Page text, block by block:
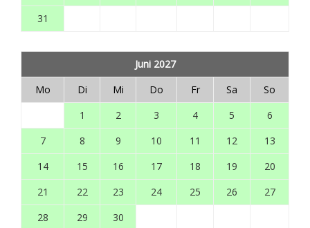
31
Juni 2027
Mo
Di Mi Do Fr Sa
So
1
2 3 4 5
6
7
8 9 10 11 12
13
14
15 16 17 18 19
20
21
22 23 24 25 26
27
28
29 30